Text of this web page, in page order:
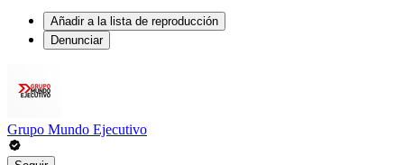
Añadir a la lista de reproducción
Denunciar
Grupo Mundo Ejecutivo